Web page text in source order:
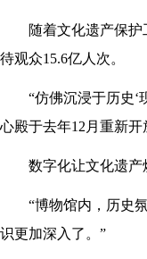
随着文化遗产保
待观众15.6亿人次。
“仿佛沉浸于历史
心殿于去年12月重新
数字化让文化遗产
“博物馆内，历史
识更加深入了。”